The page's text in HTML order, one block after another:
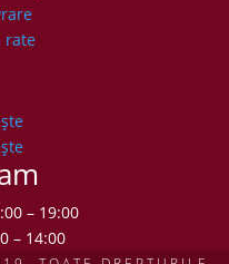
rate
– 19:00
– 14:00